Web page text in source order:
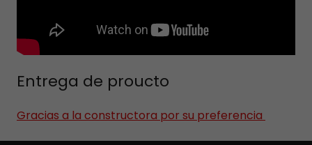
Entrega de proucto
Gracias a la constructora por su preferencia